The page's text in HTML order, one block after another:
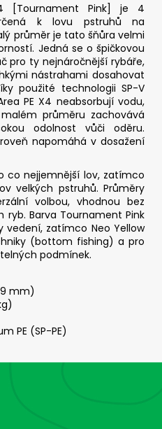
[Tournament Pink] je 4
k lovu pstruhů na
průměr je tato šňůra velmi
Jedná se o špičkovou
pro ty nejnáročnější rybáře,
nástrahami dosahovat
použité technologii SP-V
PE X4 neabsorbují vodu,
průměru zachovává
odolnost vůči oděru.
napomáhá v dosažení
co nejjemnější lov, zatímco
velkých pstruhů. Průměry
volbou, vhodnou bez
ryb. Barva Tournament Pink
vedení, zatímco Neo Yellow
(bottom fishing) a pro
podmínek.
mm)
PE (SP-PE)